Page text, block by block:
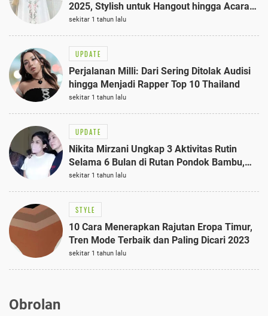
2025, Stylish untuk Hangout hingga Acara
Semi-Formal
sekitar 1 tahun lalu
UPDATE
Perjalanan Milli: Dari Sering Ditolak Audisi
hingga Menjadi Rapper Top 10 Thailand
sekitar 1 tahun lalu
UPDATE
Nikita Mirzani Ungkap 3 Aktivitas Rutin
Selama 6 Bulan di Rutan Pondok Bambu,
Terungkap!
sekitar 1 tahun lalu
STYLE
10 Cara Menerapkan Rajutan Eropa Timur,
Tren Mode Terbaik dan Paling Dicari 2023
sekitar 1 tahun lalu
Obrolan